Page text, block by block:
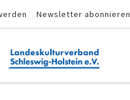
Newsletter abonnieren